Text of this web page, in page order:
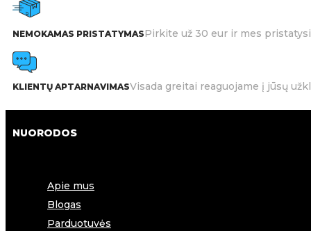
NEMOKAMAS PRISTATYMASPirkite už 30 eur ir mes
KLIENTŲ APTARNAVIMASVisada greitai reaguojame į jūsų
NUORODOS
Apie mus
Blogas
Parduotuvės